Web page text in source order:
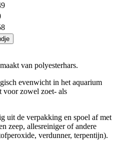
van polyesterhars.
evenwicht in het aquarium
voor zowel zoet- als
uit de verpakking en spoel af met
zeep, allesreiniger of andere
verdunner, terpentijn).